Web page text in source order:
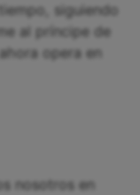
siguiendo
al príncipe de
opera en
nosotros en